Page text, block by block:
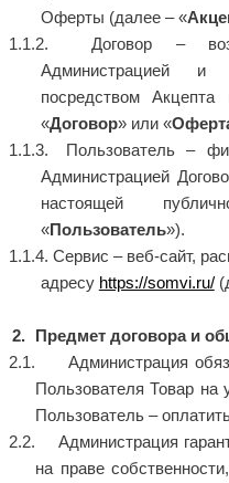
Оферты (далее – «
Договор –
Администрацией и
посредством
«Договор» или «
Пользователь –
Администрацией
настоящей
«Пользователь»).
Сервис – веб-сайт,
адресу https://somvi.ru/
Предмет договора и
Администрация
Пользователя Товар на
Пользователь –
Администрация
на праве